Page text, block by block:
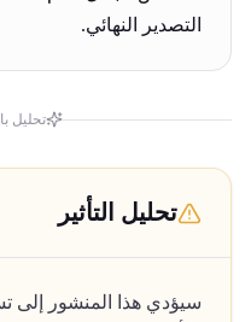
التصدير النهائي.
تحليل
تحليل التأثير
سيؤدي هذا المنشور إلى